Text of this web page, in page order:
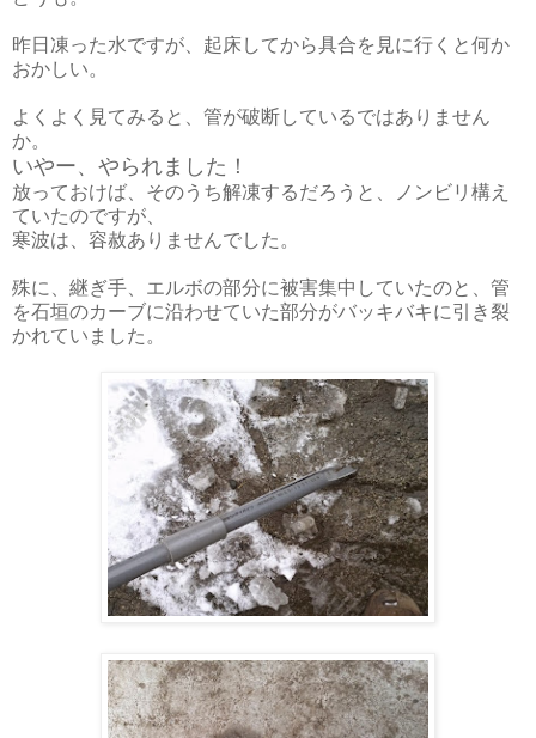
昨日凍った水ですが、起床してから具合を見に行くと何か
おかしい。
よくよく見てみると、管が破断しているではありません
か。
いやー、やられました！
放っておけば、そのうち解凍するだろうと、ノンビリ構え
ていたのですが、
寒波は、容赦ありませんでした。
殊に、継ぎ手、エルボの部分に被害集中していたのと、管
を石垣のカーブに沿わせていた部分がバッキバキに引き裂
かれていました。